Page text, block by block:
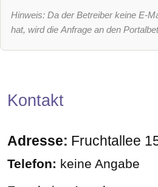
Hinweis: Da der Betreiber keine E-
hat, wird die Anfrage an den
Kontakt
Adresse: Fruchtallee
Telefon: keine Angabe